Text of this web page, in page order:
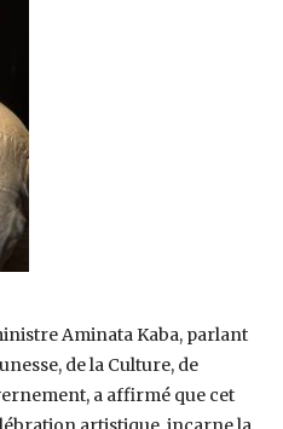
Aminata Kaba, parlant
de la Culture, de
a affirmé que cet